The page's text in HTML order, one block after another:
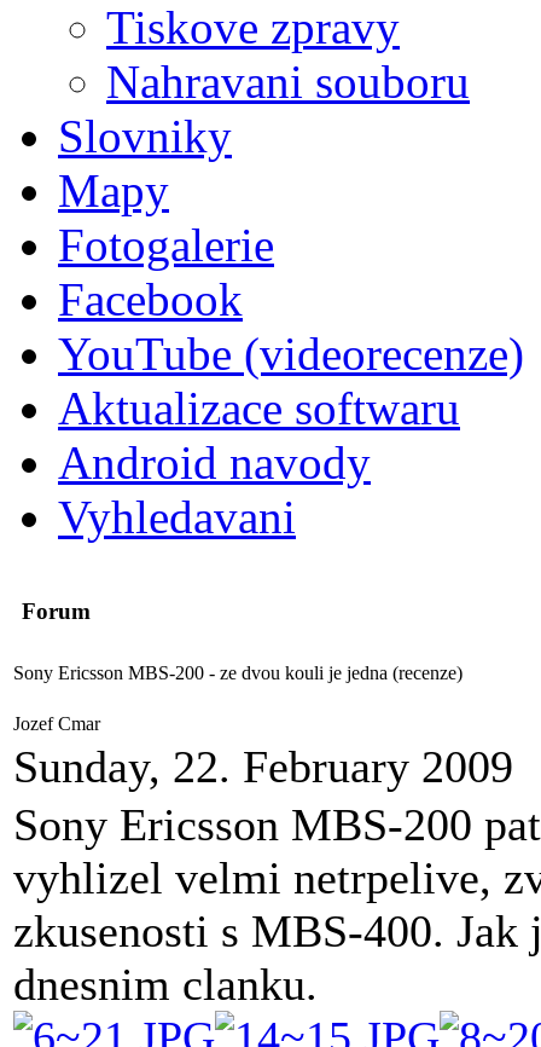
Tiskove zpravy
Nahravani souboru
Slovniky
Mapy
Fotogalerie
Facebook
YouTube (videorecenze)
Aktualizace softwaru
Android navody
Vyhledavani
Forum
Sony Ericsson MBS-200 - ze dvou kouli je jedna (recenze)
Jozef Cmar
Sunday, 22. February 2009
Sony Ericsson MBS-200
vyhlizel velmi netrpelive,
zkusenosti s MBS-400. Jak
dnesnim clanku.